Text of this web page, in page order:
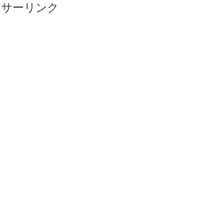
ーリンク